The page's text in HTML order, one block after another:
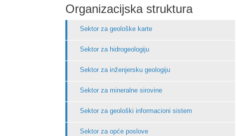
Organizacijska struktura
Sektor za geološke karte
Sektor za hidrogeologiju
Sektor za inženjersku geologiju
Sektor za mineralne sirovine
Sektor za geološki informacioni sistem
Sektor za opće poslove